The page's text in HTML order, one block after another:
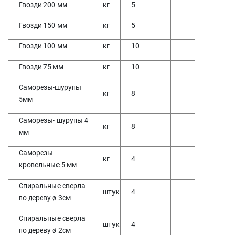
Гвозди 200 мм кг 5
Гвозди 150 мм кг 5
Гвозди 100 мм кг 10
Гвозди 75 мм кг 10
Саморезы-шурупы
5мм
кг 8
Саморезы- шурупы 4
мм
кг 8
Саморезы
кровельные 5 мм
кг 4
Спиральные сверла
по дереву ø 3см
штук 4
Спиральные сверла
по дереву ø 2см
штук 4